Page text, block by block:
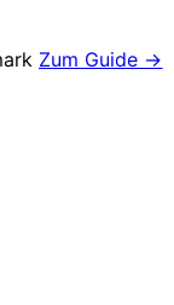
Zum Guide →